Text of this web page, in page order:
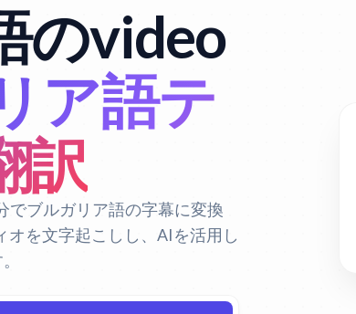
のvideo
ア語テ
訳
でブルガリア語の字幕に変換
オを文字起こしし、AIを活用し